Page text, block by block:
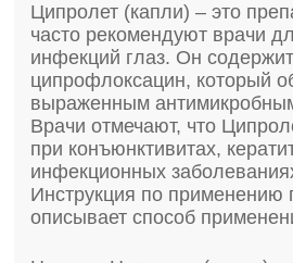
Ципролет (капли) – это
часто рекомендуют врачи
инфекций глаз. Он содержит
ципрофлоксацин, который
выраженным
Врачи отмечают, что
при конъюнктивитах,
инфекционных
Инструкция по применению
описывает способ